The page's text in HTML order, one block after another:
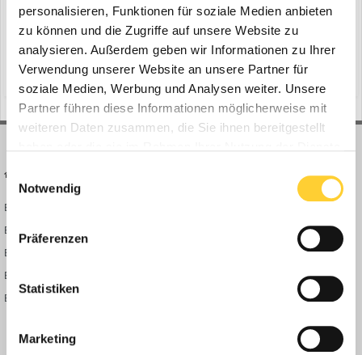
personalisieren, Funktionen für soziale Medien anbieten
zu können und die Zugriffe auf unsere Website zu
analysieren. Außerdem geben wir Informationen zu Ihrer
Verwendung unserer Website an unsere Partner für
soziale Medien, Werbung und Analysen weiter. Unsere
Partner führen diese Informationen möglicherweise mit
weiteren Daten zusammen, die Sie ihnen bereitgestellt
Einwilligungsauswahl
Notwendig
Präferenzen
Statistiken
Marketing
Ismaning - Volvo Construction Equipment schreibt auf der Bauma
2025 (7.–13. April) Geschichte. Das Unternehmen enthüllt seine
erste emissionsfreie Produktpalette. Die Präsentation umfasst eine
exklusive, vollelektrische Produktreihe und markiert einen
bedeutenden Meilenstein im Engagement von Volvo...
20. Februar 2025
bagger solutions bar (und 14 weitere)
Bauforum24 News
Bauforum24 TV
BF24 Mediathek
BF24 Fotostrecken
Bauforum Shop